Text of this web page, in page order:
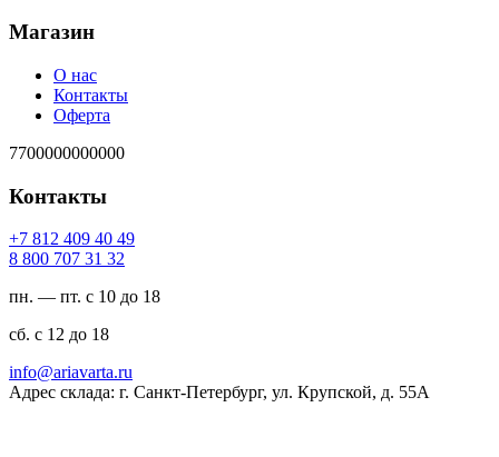
Магазин
О нас
Контакты
Оферта
7700000000000
Контакты
94 04 904 218 7+
23 13 707 008 8
пн. — пт. с 10 до 18
сб. с 12 до 18
ur.atravaira@ofni
Адрес склада: г. Санкт-Петербург, ул. Крупской, д. 55А